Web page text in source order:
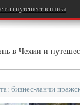
путешественника
в Чехии и
бизнес-ланчи